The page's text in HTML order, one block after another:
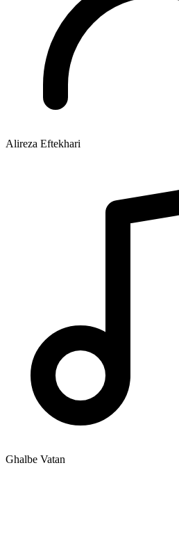
Alireza Eftekhari
Ghalbe Vatan